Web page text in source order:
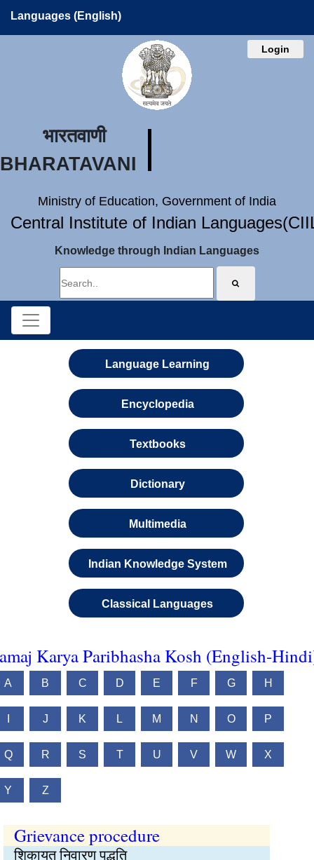
Languages (English)
Login
भारतवाणी
BHARATAVANI
Ministry of Education, Government of India
Central Institute of Indian
Knowledge through Indian Languages
Language Learning
Encyclopedia
Textbooks
Dictionary
Multimedia
Indian Knowledge System
Classical Languages
Karya Paribhasha Kosh (English-
A B C D E F G H
J K L M N O P
Q R S T U V W X
Y Z
Grievance procedure
शिकायत निवारण पद्धति